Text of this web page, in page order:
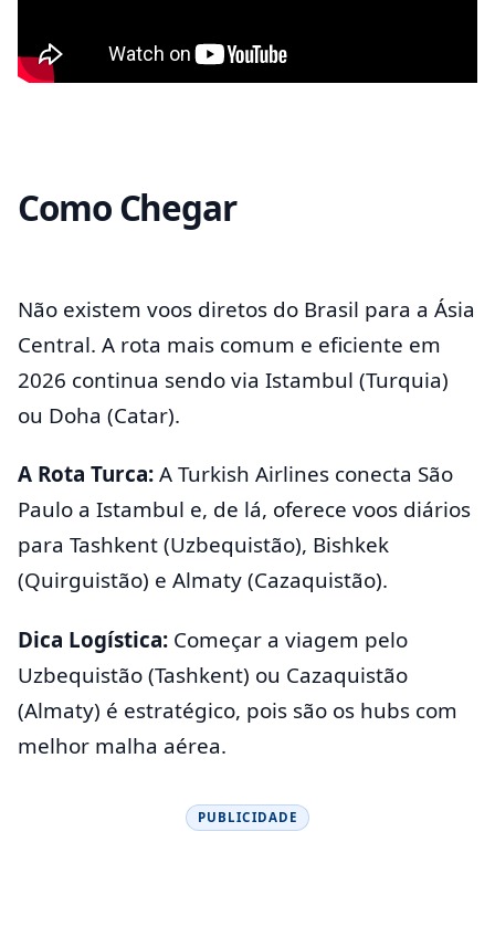
Como Chegar
Não existem voos diretos do Brasil para a Ásia
Central. A rota mais comum e eficiente em
2026 continua sendo via Istambul (Turquia)
ou Doha (Catar).
A Rota Turca:A Turkish Airlines conecta São
Paulo a Istambul e, de lá, oferece voos diários
para Tashkent (Uzbequistão), Bishkek
(Quirguistão) e Almaty (Cazaquistão).
Dica Logística: Começar a viagem pelo
Uzbequistão (Tashkent) ou Cazaquistão
(Almaty) é estratégico, pois são os hubs com
melhor malha aérea.
PUBLICIDADE